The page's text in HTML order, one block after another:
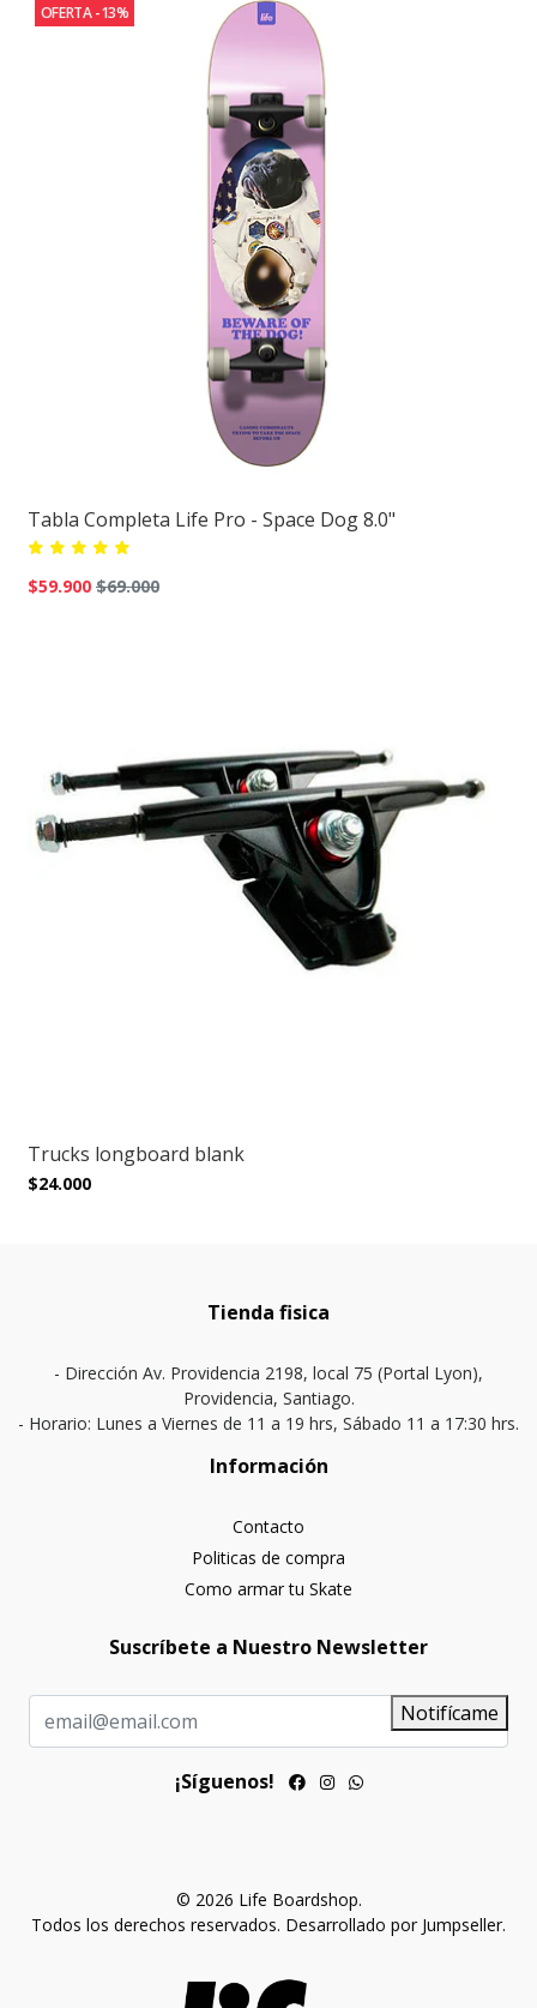
OFERTA -13%
Tabla Completa Life Pro - Space Dog 8.0"
$59.900 $69.000
Trucks longboard blank
$24.000
Tienda fisica
- Dirección Av. Providencia 2198, local 75 (Portal Lyon),
Providencia, Santiago.
- Horario: Lunes a Viernes de 11 a 19 hrs, Sábado 11 a 17:30 hrs.
Información
Contacto
Politicas de compra
Como armar tu Skate
Suscríbete a Nuestro Newsletter
Notifícame
¡Síguenos!
© 2026 Life Boardshop.
Todos los derechos reservados. Desarrollado por Jumpseller.